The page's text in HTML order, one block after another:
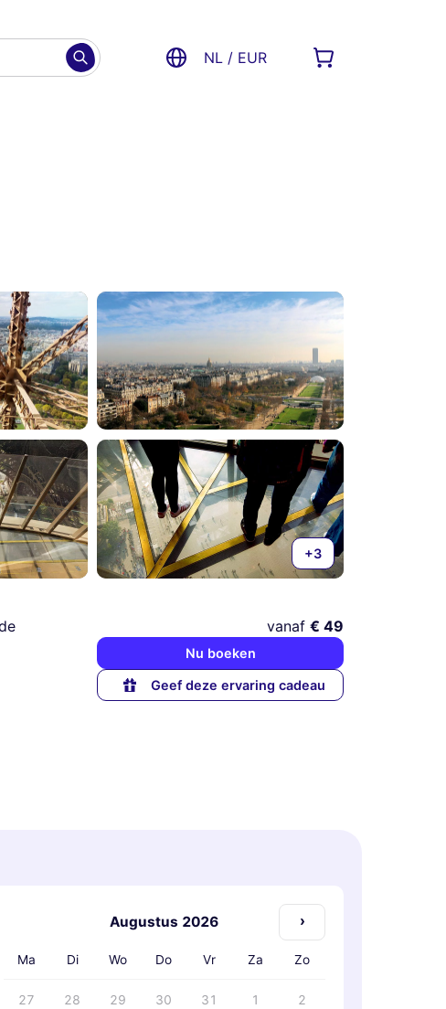
NL / EUR
+3
vanaf € 49
Nu boeken
Geef deze ervaring cadeau
Augustus 2026 ›
Ma Di Wo Do Vr Za Zo
27 28 29 30 31 1 2